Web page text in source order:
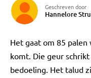
Geschreven door
Hannelore
Het gaat om 85
komt. Die geur
bedoeling. Het talud